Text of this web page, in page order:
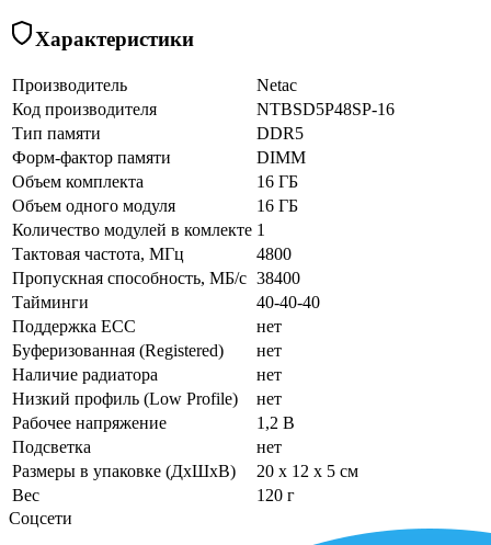
Характеристики
Производитель
Netac
Код производителя
NTBSD5P48SP-16
Тип памяти
DDR5
Форм-фактор памяти
DIMM
Объем комплекта
16 ГБ
Объем одного модуля
16 ГБ
Количество модулей в комлекте 1
Тактовая частота, МГц
4800
Пропускная способность, МБ/с 38400
Тайминги
40-40-40
Поддержка ECC
нет
Буферизованная (Registered)
нет
Наличие радиатора
нет
Низкий профиль (Low Profile)
нет
Рабочее напряжение
1,2 В
Подсветка
нет
Размеры в упаковке (ДхШхВ)
20 x 12 x 5 см
Вес
120 г
Соцсети